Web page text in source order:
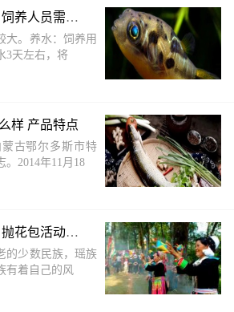
南美娃娃鱼好不好养 饲养人员需要具备一定的专业知识
大。养水：饲养用
3天左右，将
样 产品特点
古鄂尔多斯市特
。2014年11月18
瑶族古老的民族文化 抛花包活动的由来及程序
的少数民族，瑶族
有着自己的风